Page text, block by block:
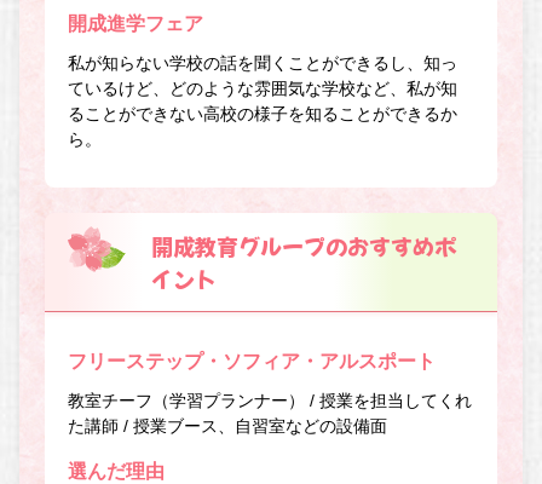
開成進学フェア
私が知らない学校の話を聞くことができるし、知っ
ているけど、どのような雰囲気な学校など、私が知
ることができない高校の様子を知ることができるか
ら。
開成教育グループのおすすめポ
イント
フリーステップ・ソフィア・アルスポート
教室チーフ（学習プランナー） / 授業を担当してくれ
た講師 / 授業ブース、自習室などの設備面
選んだ理由